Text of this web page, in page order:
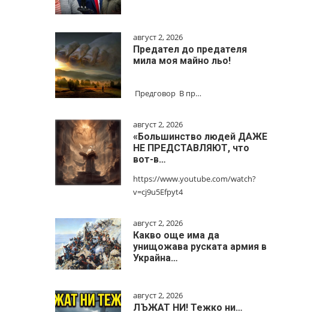
август 2, 2026
Предател до предателя
мила моя майно льо!
Предговор В пр…
август 2, 2026
«Большинство людей ДАЖЕ
НЕ ПРЕДСТАВЛЯЮТ, что
вот-в…
https://www.youtube.com/watch?
v=cj9u5Efpyt4
август 2, 2026
Какво още има да
унищожава руската армия в
Украйна…
август 2, 2026
ЛЪЖАТ НИ! Тежко ни…